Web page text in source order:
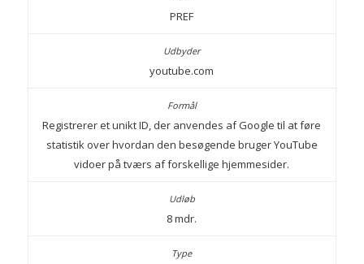
PREF
youtube.com
Registrerer et unikt ID, der anvendes af Google til at føre
statistik over hvordan den besøgende bruger YouTube
vidoer på tværs af forskellige hjemmesider.
8 mdr.